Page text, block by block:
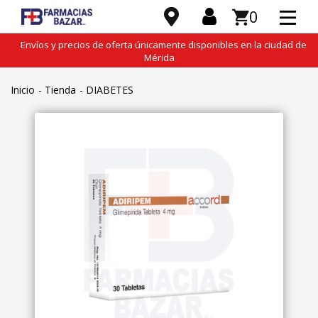
0
Envíos y precios de oferta únicamente disponibles en la ciudad de
Mérida
Inicio Tienda DIABETES